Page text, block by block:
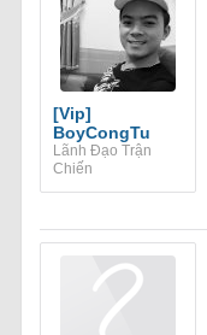
[Vip]
BoyCongTu
Lãnh Đạo Trận
Chiến